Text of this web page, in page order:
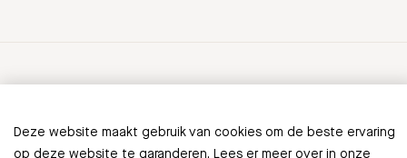
Deze website maakt gebruik van cookies om de beste ervaring
op deze website te garanderen. Lees er meer over in onze
Informatieveiligheid
Sitemap